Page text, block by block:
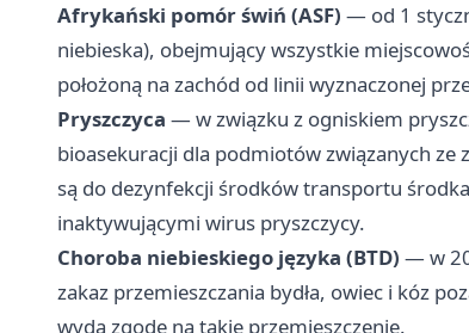
Afrykański pomór świń (ASF) — od 1
niebieska), obejmujący wszystkie
położoną na zachód od linii wyznaczonej
Pryszczyca — w związku z ogniskiem
bioasekuracji dla podmiotów związanych
są do dezynfekcji środków transportu
inaktywującymi wirus pryszczycy.
Choroba niebieskiego języka (BTD) — w
zakaz przemieszczania bydła, owiec i kóz
wyda zgodę na takie przemieszczenie.